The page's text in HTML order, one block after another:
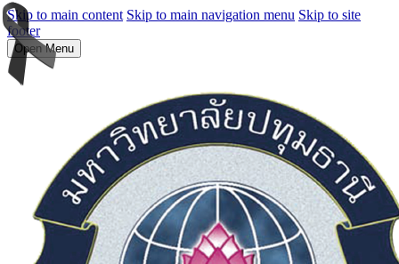
Skip to main content Skip to main navigation menu Skip to site
footer
Open Menu